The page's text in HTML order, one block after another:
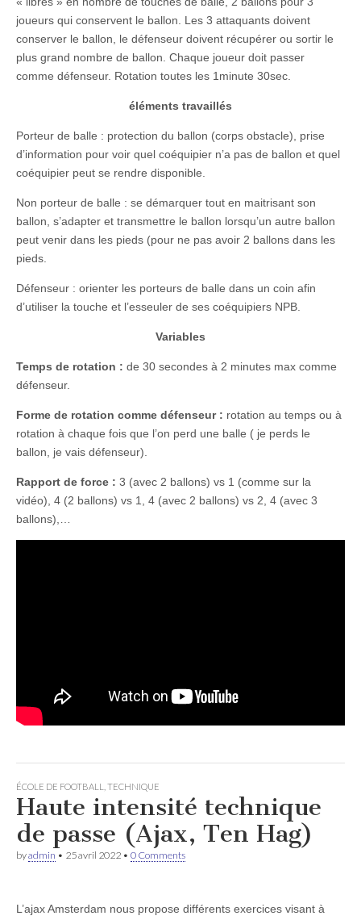
joueurs qui conservent le ballon. Les 3 attaquants doivent
conserver le ballon, le défenseur doivent récupérer ou sortir le
plus grand nombre de ballon. Chaque joueur doit passer
comme défenseur. Rotation toutes les 1minute 30sec.
éléments travaillés
Porteur de balle : protection du ballon (corps obstacle), prise
d’information pour voir quel coéquipier n’a pas de ballon et quel
coéquipier peut se rendre disponible.
Non porteur de balle : se démarquer tout en maitrisant son
ballon, s’adapter et transmettre le ballon lorsqu’un autre ballon
peut venir dans les pieds (pour ne pas avoir 2 ballons dans les
pieds.
Défenseur : orienter les porteurs de balle dans un coin afin
d’utiliser la touche et l’esseuler de ses coéquipiers NPB.
Variables
Temps de rotation : de 30 secondes à 2 minutes max comme
défenseur.
Forme de rotation comme défenseur : rotation au temps ou à
rotation à chaque fois que l’on perd une balle ( je perds le
ballon, je vais défenseur).
Rapport de force : 3 (avec 2 ballons) vs 1 (comme sur la
vidéo), 4 (2 ballons) vs 1, 4 (avec 2 ballons) vs 2, 4 (avec 3
ballons),…
ÉCOLE DE FOOTBALL TECHNIQUE
Haute intensité technique
de passe (Ajax, Ten Hag)
byadmin • 25 avril 2022 • 0 Comments
L’ajax Amsterdam nous propose différents exercices visant à